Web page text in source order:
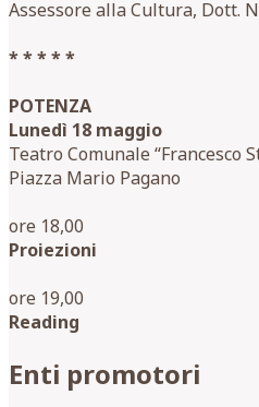
Assessore alla Cultura, Dott.
* * * * *
POTENZA
Lunedì 18 maggio
Teatro Comunale “Francesco
Piazza Mario Pagano
ore 18,00
Proiezioni
ore 19,00
Reading
Enti promotori